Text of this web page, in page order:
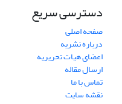
دسترسی سریع
صفحه اصلی
درباره نشریه
اعضای هیات تحریریه
ارسال مقاله
تماس با ما
نقشه سایت